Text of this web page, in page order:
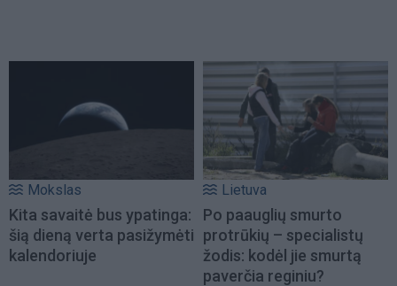
Mokslas
Kita savaitė bus ypatinga:
šią dieną verta pasižymėti
kalendoriuje
Lietuva
Po paauglių smurto
protrūkių – specialistų
žodis: kodėl jie smurtą
paverčia reginiu?